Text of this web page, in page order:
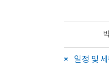
일정 및